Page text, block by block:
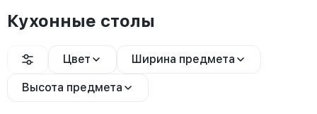
Кухонные столы
Цвет Ширина предмета
Высота предмета